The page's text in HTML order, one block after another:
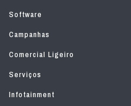
Software
Campanhas
Comercial Ligeiro
Serviços
Infotainment